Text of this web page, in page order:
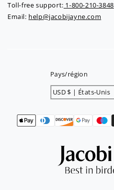
Toll-free support: 1-800-210-3848
Email: help@jacobijayne.com
Pays/région
USD $ | États-Unis